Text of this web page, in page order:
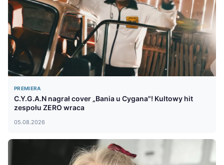
PREMIERA
C.Y.G.A.N nagrał cover „Bania u Cygana"! Kultowy hit
zespołu ZERO wraca
05.08.2026